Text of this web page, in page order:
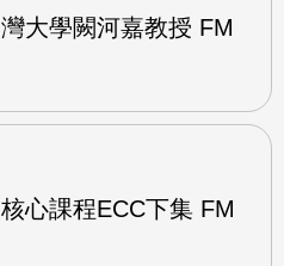
大學闕河嘉教授 FM
心課程ECC下集 FM